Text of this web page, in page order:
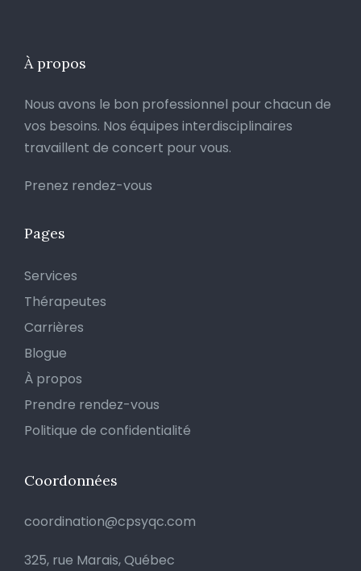
À propos
Nous avons le bon professionnel pour chacun de
vos besoins. Nos équipes interdisciplinaires
travaillent de concert pour vous.
Prenez rendez-vous
Pages
Services
Thérapeutes
Carrières
Blogue
À propos
Prendre rendez-vous
Politique de confidentialité
Coordonnées
coordination@cpsyqc.com
325, rue Marais, Québec